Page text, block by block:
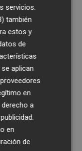
para
que se
de las
que se
Gil
presentado
advierte de
de
"en
servicios.
también
estos y
de
aplican
en
a
.
en
de